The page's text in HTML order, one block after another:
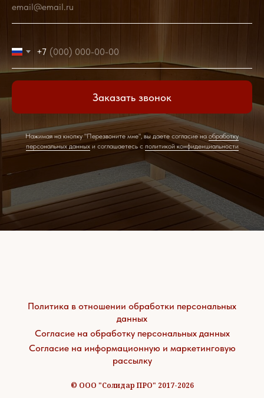
email@email.ru
+7
Заказать звонок
Нажимая на кнопку "Перезвоните мне", вы даете согласие наобработку
персональных данныхи соглашаетесь c политикой конфиденциальности
Политика в отношении обработки персональных
данных
Согласие на обработку персональных данных
Согласие на информационную и маркетинговую
рассылку
© ООО "Солидар ПРО" 2017-2026